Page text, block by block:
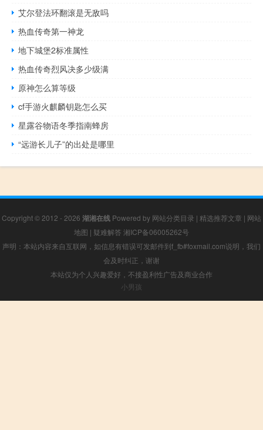
艾尔登法环翻滚是无敌吗
热血传奇第一神龙
地下城堡2标准属性
热血传奇烈风决多少级满
原神怎么算等级
cf手游火麒麟钥匙怎么买
星露谷物语冬季指南蜂房
“远游长儿子”的出处是哪里
Copyright © 2012 - 2026 湖湘在线 Powered by 网站分类目录 | 精选推荐文章 | 网站
地图 | 疑难解答 湘ICP备06005262号
声明：本站内容来自互联网，如信息有错误可发邮件到f_fb#foxmail.com说明，我们
会及时纠正，谢谢
本站仅为个人兴趣爱好，不接盈利性广告及商业合作
小男孩